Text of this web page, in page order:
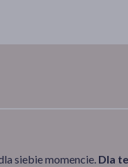
siebie momencie. Dla